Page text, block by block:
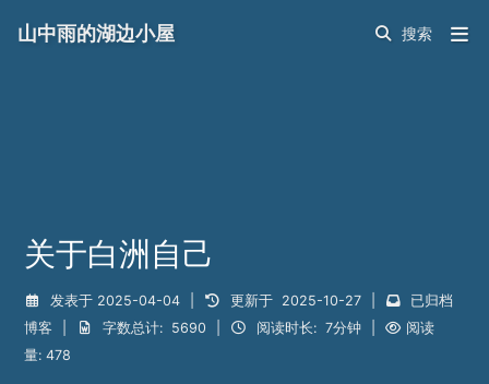
关于白洲自己
发表于 2025-04-04 更新于 2025-10-27
已归档
博客
字数总计: 5690 阅读时长: 7分钟
阅读
量: 478
山中雨的湖边小屋